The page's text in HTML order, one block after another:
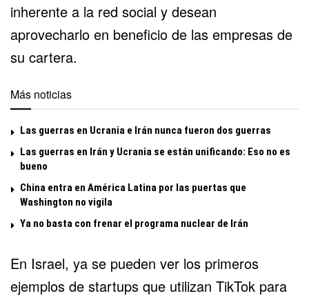
inherente a la red social y desean
aprovecharlo en beneficio de las empresas de
su cartera.
Más noticias
Las guerras en Ucrania e Irán nunca fueron dos guerras
Las guerras en Irán y Ucrania se están unificando: Eso no es
bueno
China entra en América Latina por las puertas que
Washington no vigila
Ya no basta con frenar el programa nuclear de Irán
En Israel, ya se pueden ver los primeros
ejemplos de startups que utilizan TikTok para